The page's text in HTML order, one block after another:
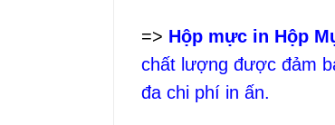
=> Hộp mực in Hộp
chất lượng được đảm
đa chi phí in ấn.